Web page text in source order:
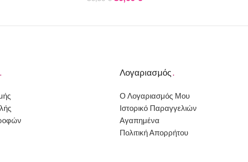
. Λογαριασμός.
Ο Λογαριασμός Μου
Ιστορικό Παραγγελιών
Αγαπημένα
Πολιτική Απορρήτου